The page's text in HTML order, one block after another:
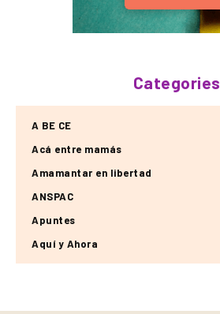
Categories
A BE CE
Acá entre mamás
Amamantar en libertad
ANSPAC
Apuntes
Aquí y Ahora